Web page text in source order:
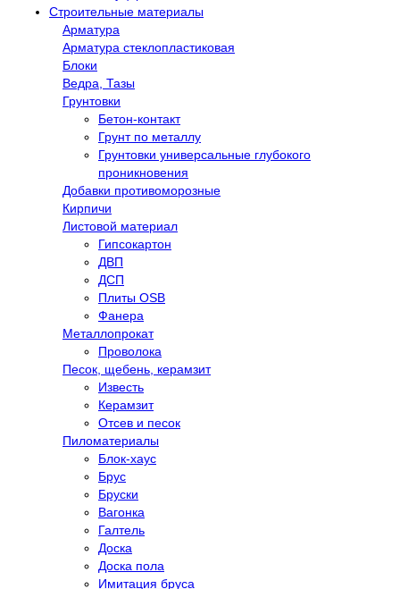
Строительные материалы
Арматура
Арматура стеклопластиковая
Блоки
Ведра, Тазы
Грунтовки
Бетон-контакт
Грунт по металлу
Грунтовки универсальные глубокого
проникновения
Добавки противоморозные
Кирпичи
Листовой материал
Гипсокартон
ДВП
ДСП
Плиты OSB
Фанера
Металлопрокат
Проволока
Песок, щебень, керамзит
Известь
Керамзит
Отсев и песок
Пиломатериалы
Блок-хаус
Брус
Бруски
Вагонка
Галтель
Доска
Доска пола
Имитация бруса